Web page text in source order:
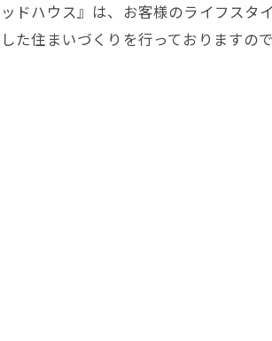
ドハウス』は、お客様のライフスタ
た住まいづくりを行っておりますの